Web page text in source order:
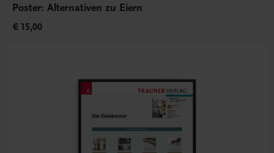
Poster: Alternativen zu Eiern
€ 15,00